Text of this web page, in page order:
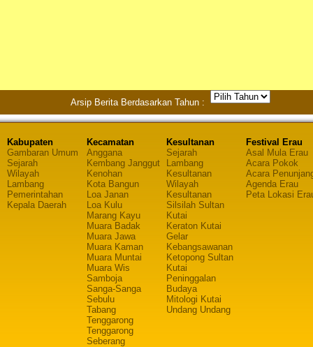
Arsip Berita Berdasarkan Tahun :
Kabupaten
Gambaran Umum
Sejarah
Wilayah
Lambang
Pemerintahan
Kepala Daerah
Kecamatan
Anggana
Kembang Janggut
Kenohan
Kota Bangun
Loa Janan
Loa Kulu
Marang Kayu
Muara Badak
Muara Jawa
Muara Kaman
Muara Muntai
Muara Wis
Samboja
Sanga-Sanga
Sebulu
Tabang
Tenggarong
Tenggarong
Seberang
Kesultanan
Sejarah
Lambang
Kesultanan
Wilayah
Kesultanan
Silsilah Sultan
Kutai
Keraton Kutai
Gelar
Kebangsawanan
Ketopong Sultan
Kutai
Peninggalan
Budaya
Mitologi Kutai
Undang Undang
Festival Erau
Asal Mula Erau
Acara Pokok
Acara
Agenda Erau
Peta Lokasi